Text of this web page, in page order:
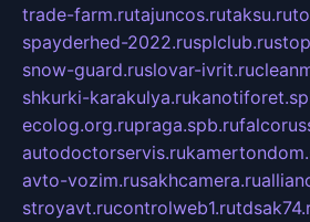
trade-farm.rutajuncos.rutaksu.ru
spayderhed-2022.rusplclub.ru
snow-guard.ruslovar-ivrit.ru
shkurki-karakulya.ru
ecolog.org.rupraga.spb.ru
autodoctorservis.ru
avto-vozim.rusakhcamera.ru
stroyavt.rucontrolweb1.ru